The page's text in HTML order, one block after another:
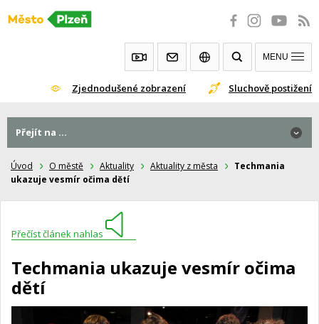
Přeskočit
Zjednodušené zobrazení Sluchově postižení
MENU
Úvod O městě Aktuality Aktuality z města
Techmania
ukazuje vesmír očima dětí
Přečíst článek nahlas
Techmania ukazuje vesmír očima
dětí
Přejít na ...